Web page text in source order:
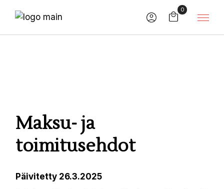
0
Maksu- ja
toimitusehdot
Päivitetty 26.3.2025